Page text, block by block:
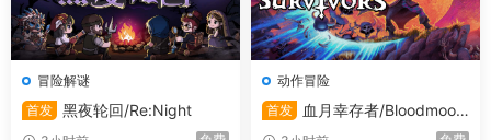
显卡: Nvidia GeForce RTX 3060（具有12GB显存）
或AMD Radeon RX 6600（具有8GB显存）显卡，这
些高性能显卡能够为游戏提供更优质的图形渲染效
果，使游戏画面更加细腻、逼真，增强游戏的视觉冲
击力和沉浸感。
冒险解谜
首发 黑夜轮回/Re:Night
动作冒险
首发
血月幸存者/Bloodmoon
Survivors